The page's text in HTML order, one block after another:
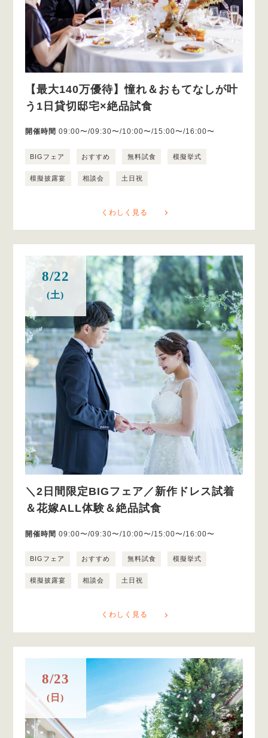
【最大140万優待】憧れ＆おもてなしが叶
う1日貸切邸宅×絶品試食
開催時間 09:00〜/09:30〜/10:00〜/15:00〜/16:00〜
BIGフェア おすすめ 無料試食 模擬挙式
模擬披露宴 相談会 土日祝
くわしく見る
8/22
(土)
＼2日間限定BIGフェア／新作ドレス試着
＆花嫁ALL体験＆絶品試食
開催時間 09:00〜/09:30〜/10:00〜/15:00〜/16:00〜
BIGフェア おすすめ 無料試食 模擬挙式
模擬披露宴 相談会 土日祝
くわしく見る
8/23
(日)